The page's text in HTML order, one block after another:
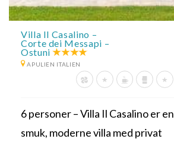
Villa Il Casalino –
Corte dei Messapi –
Ostuni
APULIEN ITALIEN
6 personer – Villa Il Casalino er en
smuk, moderne villa med privat